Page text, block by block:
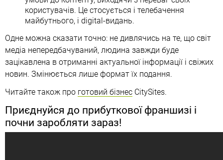
користувачів. Це стосується і телебачення
майбутнього, і digital-видань.
Одне можна сказати точно: не дивлячись на те, що світ
медіа непередбачуваний, людина завжди буде
зацікавлена в отриманні актуальної інформації і свіжих
новин. Змінюється лише формат їх подання.
Читайте також про готовий бізнес CitySites.
Приєднуйся до прибуткової франшизі і
почни заробляти зараз!